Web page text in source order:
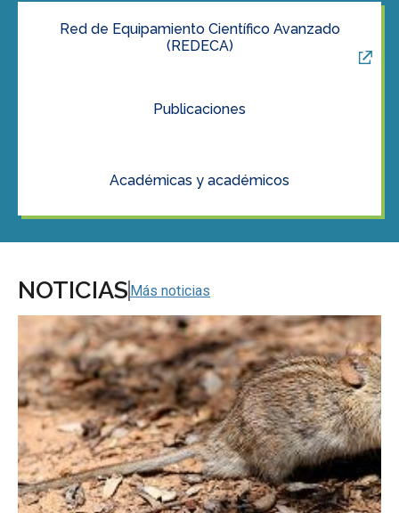
Red de Equipamiento Científico Avanzado
(REDECA)
Publicaciones
Académicas y académicos
NOTICIAS Más noticias